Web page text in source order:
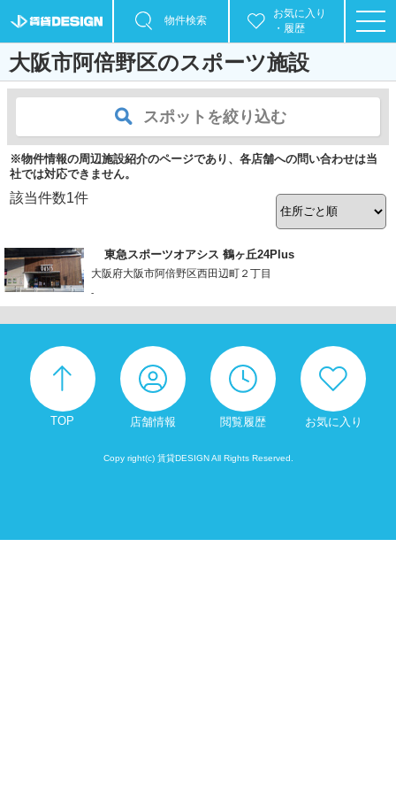
物件検索
お気に入り
・履歴
大阪市阿倍野区のスポーツ施設
スポットを絞り込む
※物件情報の周辺施設紹介のページであり、各店舗への問い合わせは当
社では対応できません。
該当件数1件
東急スポーツオアシス 鶴ヶ丘24Plus
大阪府大阪市阿倍野区西田辺町２丁目
-
TOP 店舗情報 閲覧履歴 お気に入り
Copy right(c) 賃貸DESIGN All Rights Reserved.